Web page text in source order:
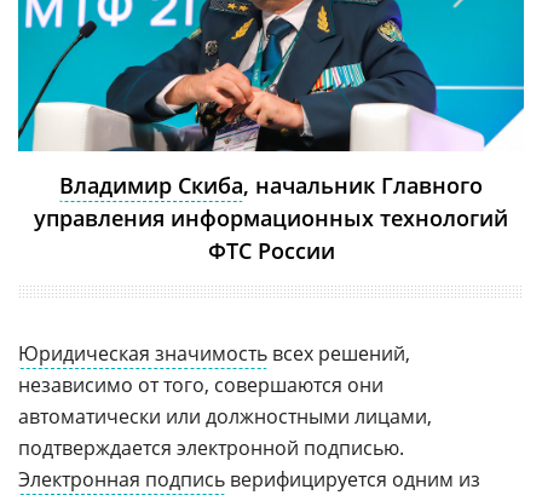
Владимир Скиба, начальник Главного
управления информационных технологий
ФТС России
Юридическая значимость всех решений,
независимо от того, совершаются они
автоматически или должностными лицами,
подтверждается электронной подписью.
Электронная подпись верифицируется одним из